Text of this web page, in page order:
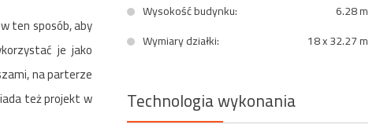
ten sposób, aby
je jako
na parterze
też projekt w
Wysokość budynku:
6.28 m
Wymiary działki:
18 x 32.27 m
Technologia wykonania